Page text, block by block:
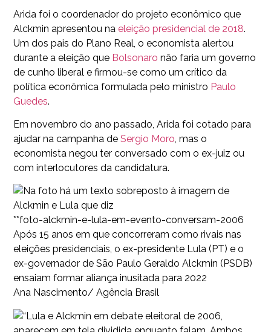
Arida foi o coordenador do projeto econômico que
Alckmin apresentou na eleição presidencial de 2018.
Um dos pais do Plano Real, o economista alertou
durante a eleição que Bolsonaro não faria um governo
de cunho liberal e firmou-se como um crítico da
política econômica formulada pelo ministro Paulo
Guedes.
Em novembro do ano passado, Arida foi cotado para
ajudar na campanha de Sergio Moro, mas o
economista negou ter conversado com o ex-juiz ou
com interlocutores da candidatura.
**foto-alckmin-e-lula-em-evento-conversam-2006
Após 15 anos em que concorreram como rivais nas
eleições presidenciais, o ex-presidente Lula (PT) e o
ex-governador de São Paulo Geraldo Alckmin (PSDB)
ensaiam formar aliança inusitada para 2022
Ana Nascimento/ Agência Brasil